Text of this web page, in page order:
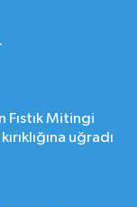
Mitingi
uğradı